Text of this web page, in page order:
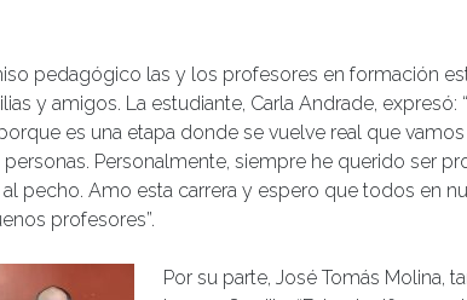
pedagógico las y los profesores en formación
y amigos. La estudiante, Carla Andrade, expresó:
es una etapa donde se vuelve real que
Personalmente, siempre he querido ser
pecho. Amo esta carrera y espero que todos en
profesores”.
Por su parte, José Tomás Molina,